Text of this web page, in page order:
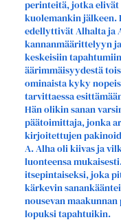
perinteitä, jotka
kuolemankin jälkeen.
edellyttivät Alhalta ja
kannanmäärittelyyn
keskeisiin
äärimmäisyydestä
ominaista kyky
tarvittaessa
Hän olikin sanan
päätoimittaja, jonka
kirjoitettujen
A. Alha oli kiivas ja
luonteensa
itsepintaiseksi, joka
kärkevin
nousevan
lopuksi tapahtuikin.